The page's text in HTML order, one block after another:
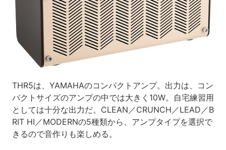
THR5は、YAMAHAのコンパクトアンプ。出力は、コン
パクトサイズのアンプの中では大きく10W。自宅練習用
としては十分な出力だ。CLEAN／CRUNCH／LEAD／B
RIT HI／MODERNの5種類から、アンプタイプを選択で
きるので音作りも楽しめる。